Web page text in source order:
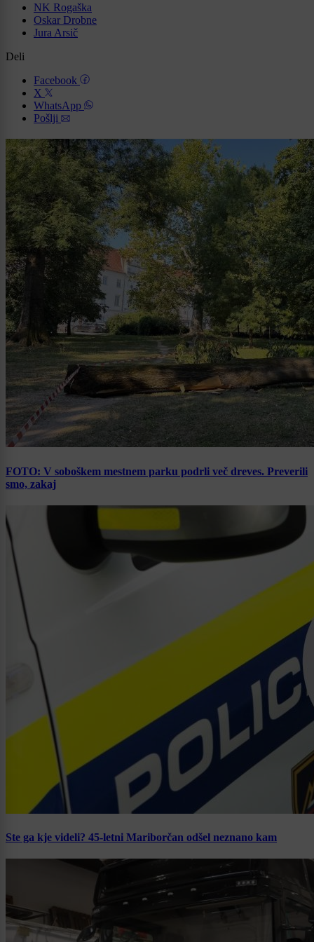
NK Rogaška
Oskar Drobne
Jura Arsič
Deli
Facebook
X
WhatsApp
Pošlji
FOTO: V soboškem mestnem parku podrli več dreves. Preverili
smo, zakaj
Ste ga kje videli? 45-letni Mariborčan odšel neznano kam